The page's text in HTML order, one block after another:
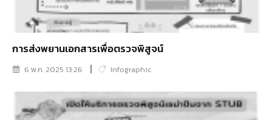
การส่งพยานเอกสารเพื่อตรวจพิสูจน์
6 พ.ค. 2025 13:26 Infographic